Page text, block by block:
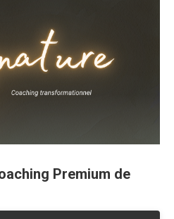
Premium de